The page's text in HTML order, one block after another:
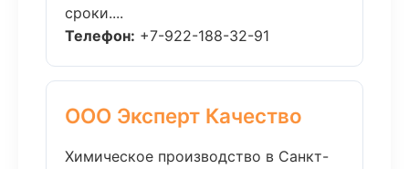
сроки....
Телефон: +7-922-188-32-91
ООО Эксперт Качество
Химическое производство в Санкт-